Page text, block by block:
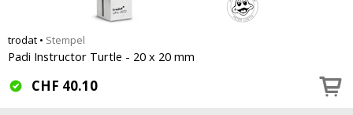
trodat • Stempel
Padi Instructor Turtle - 20 x 20 mm
CHF 40.10